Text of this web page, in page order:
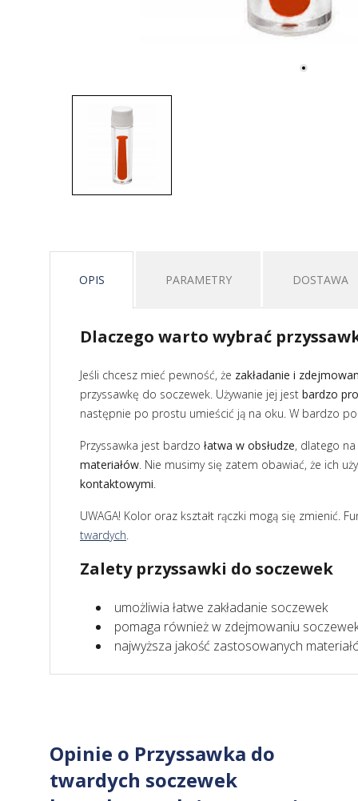
OPIS PARAMETRY DOSTAWA
Dlaczego warto wybrać
Jeśli chcesz mieć pewność, że zakładanie i
przyssawkę do soczewek. Używanie jej jest bardzo
następnie po prostu umieścić ją na oku. W bardzo
Przyssawka jest bardzo łatwa w obsłudze, dlatego
materiałów. Nie musimy się zatem obawiać, że ich
kontaktowymi.
UWAGA! Kolor oraz kształt rączki mogą się zmienić.
twardych.
Zalety przyssawki do soczewek
umożliwia łatwe zakładanie soczewek
pomaga również w zdejmowaniu
najwyższa jakość zastosowanych
Opinie o Przyssawka do
twardych soczewek